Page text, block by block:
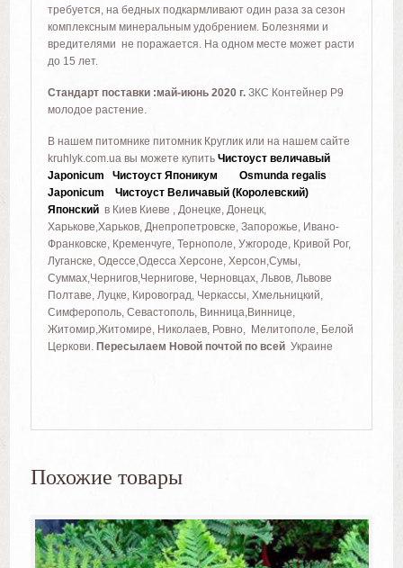
требуется, на бедных подкармливают один раза за сезон
комплексным минеральным удобрением. Болезнями и
вредителями не поражается. На одном месте может расти
до 15 лет.
Стандарт поставки :май-июнь 2020 г. ЗКС Контейнер Р9
молодое растение.
В нашем питомнике питомник Круглик или на нашем сайте
kruhlyk.com.ua вы можете купить Чистоуст величавый
Japonicum Чистоуст Японикум Osmunda regalis
Japonicum
Чистоуст Величавый (Королевский)
Японский в Киев Киеве , Донецке, Донецк,
Харькове,Харьков, Днепропетровске, Запорожье, Ивано-
Франковске, Кременчуге, Тернополе, Ужгороде, Кривой Рог,
Луганске, Одессе,Одесса Херсоне, Херсон,Сумы,
Суммах,Чернигов,Чернигове, Черновцах, Львов, Львове
Полтаве, Луцке, Кировоград, Черкассы, Хмельницкий,
Симферополь, Севастополь, Винница,Виннице,
Житомир,Житомире, Николаев, Ровно, Мелитополе, Белой
Церкови. Пересылаем Новой почтой по всейУкраине
Похожие товары